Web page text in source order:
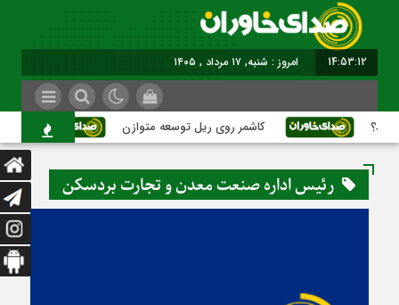
14:53:12 امروز : شنبه, ۱۷ مرداد , ۱۴۰۵
کاشمر روی ریل توسعه متوازن
رئيس اداره صنعت معدن و تجارت بردسکن